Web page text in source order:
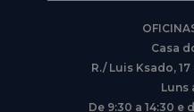
Casa
R./ Luis Ksado,
Luns
De 9:30 a 14:30 e